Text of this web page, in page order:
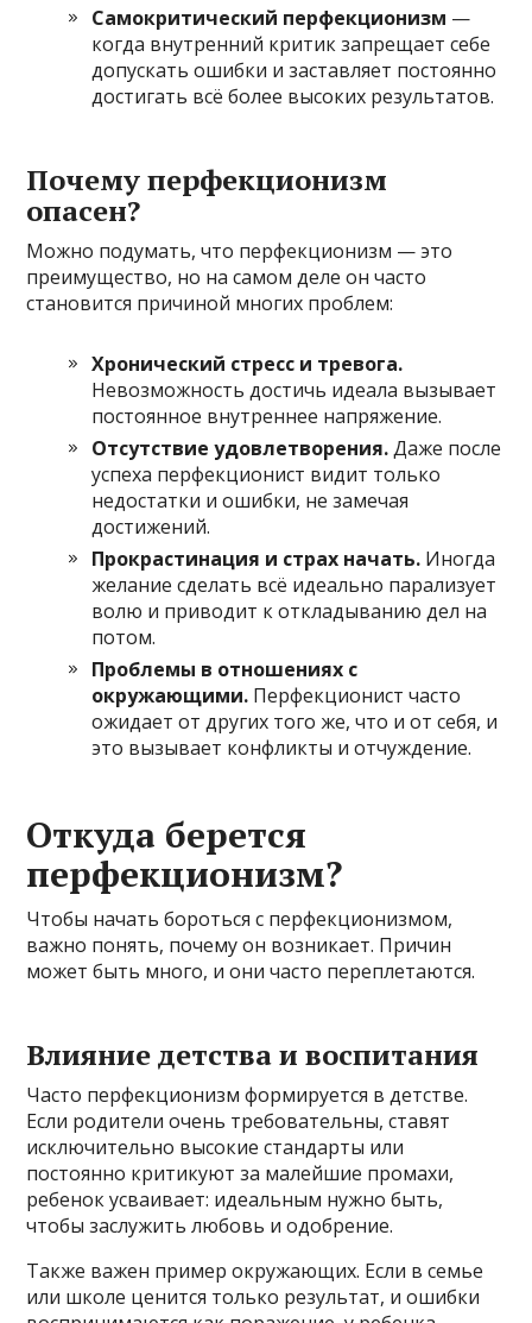
Самокритический перфекционизм —
когда внутренний критик запрещает себе
допускать ошибки и заставляет постоянно
достигать всё более высоких результатов.
Почему перфекционизм
опасен?
Можно подумать, что перфекционизм — это
преимущество, но на самом деле он часто
становится причиной многих проблем:
Хронический стресс и тревога.
Невозможность достичь идеала вызывает
постоянное внутреннее напряжение.
Отсутствие удовлетворения.Даже после
успеха перфекционист видит только
недостатки и ошибки, не замечая
достижений.
Прокрастинация и страх начать. Иногда
желание сделать всё идеально парализует
волю и приводит к откладыванию дел на
потом.
Проблемы в отношениях с
окружающими. Перфекционист часто
ожидает от других того же, что и от себя, и
это вызывает конфликты и отчуждение.
Откуда берется
перфекционизм?
Чтобы начать бороться с перфекционизмом,
важно понять, почему он возникает. Причин
может быть много, и они часто переплетаются.
Влияние детства и воспитания
Часто перфекционизм формируется в детстве.
Если родители очень требовательны, ставят
исключительно высокие стандарты или
постоянно критикуют за малейшие промахи,
ребенок усваивает: идеальным нужно быть,
чтобы заслужить любовь и одобрение.
Также важен пример окружающих. Если в семье
или школе ценится только результат, и ошибки